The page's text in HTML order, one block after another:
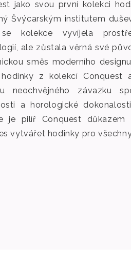
jako svou první kolekci
Švýcarským institutem
kolekce vyvíjela
ale zůstala věrná své
směs moderního
hodinky z kolekcí Conquest
neochvějného závazku
a horologické
je pilíř Conquest důkazem
vytvářet hodinky pro